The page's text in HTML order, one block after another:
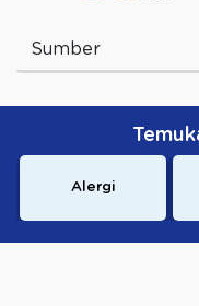
Sumber
Alergi